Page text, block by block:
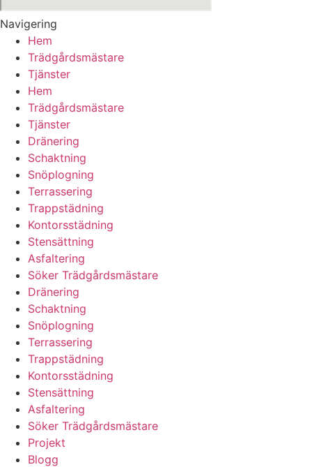
Navigering
Hem
Trädgårdsmästare
Tjänster
Hem
Trädgårdsmästare
Tjänster
Dränering
Schaktning
Snöplogning
Terrassering
Trappstädning
Kontorsstädning
Stensättning
Asfaltering
Söker Trädgårdsmästare
Dränering
Schaktning
Snöplogning
Terrassering
Trappstädning
Kontorsstädning
Stensättning
Asfaltering
Söker Trädgårdsmästare
Projekt
Blogg